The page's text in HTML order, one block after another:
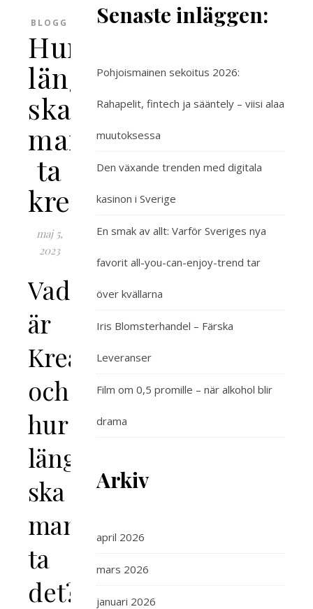
BLOGG
Hur
länge
ska
man
ta
kreatin
maj 5,
2023
Vad
är
Kreatin
och
hur
länge
ska
man
ta
det?
Senaste inläggen:
Pohjoismainen sekoitus 2026:
Rahapelit, fintech ja sääntely – viisi alaa
muutoksessa
Den växande trenden med digitala
kasinon i Sverige
En smak av allt: Varför Sveriges nya
favorit all-you-can-enjoy-trend tar
över kvällarna
Iris Blomsterhandel – Färska
Leveranser
Film om 0,5 promille – när alkohol blir
drama
Arkiv
april 2026
mars 2026
januari 2026